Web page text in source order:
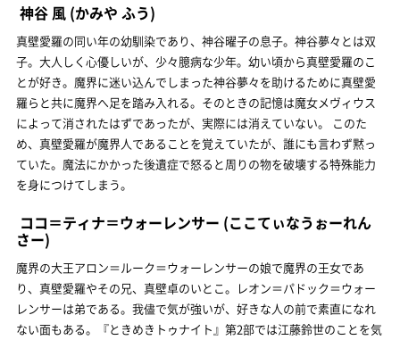
神谷 風 (かみや ふう)
真壁愛羅の同い年の幼馴染であり、神谷曜子の息子。神谷夢々とは双
子。大人しく心優しいが、少々臆病な少年。幼い頃から真壁愛羅のこ
とが好き。魔界に迷い込んでしまった神谷夢々を助けるために真壁愛
羅らと共に魔界へ足を踏み入れる。そのときの記憶は魔女メヴィウス
によって消されたはずであったが、実際には消えていない。 このた
め、真壁愛羅が魔界人であることを覚えていたが、誰にも言わず黙っ
ていた。魔法にかかった後遺症で怒ると周りの物を破壊する特殊能力
を身につけてしまう。
ココ＝ティナ＝ウォーレンサー (ここてぃなうぉーれん
さー)
魔界の大王アロン＝ルーク＝ウォーレンサーの娘で魔界の王女であ
り、真壁愛羅やその兄、真壁卓のいとこ。レオン＝パドック＝ウォー
レンサーは弟である。我儘で気が強いが、好きな人の前で素直になれ
ない面もある。『ときめきトゥナイト』第2部では江藤鈴世のことを気